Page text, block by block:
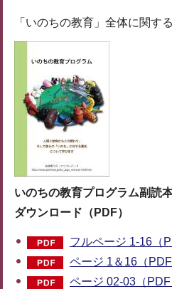
「いのちの教育」全体に関す
いのちの教育プログラム副読
ダウンロード（PDF）
フルページ 1-16（
ページ 1＆16（PDF
ページ 02-03（PDF